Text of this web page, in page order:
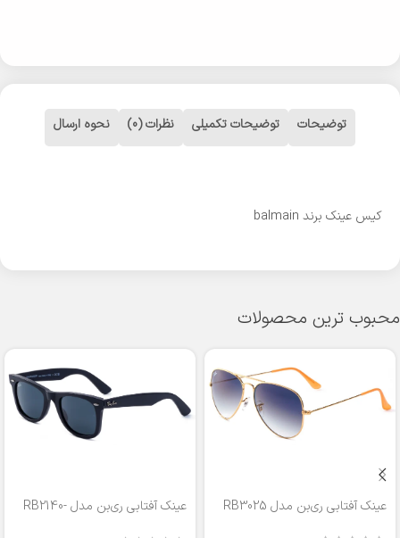
توضیحات توضیحات تکمیلی نظرات (0) نحوه ارسال
کیس عینک برند balmain
محبوب ترین محصولات
عینک آفتابی ری‌بن مدل RB3025
عینک آفتابی ری‌بن مدل RB2140-